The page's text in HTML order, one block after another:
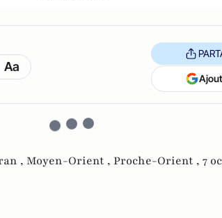
Aa
, Moyen-Orient , Proche-Orient , 7